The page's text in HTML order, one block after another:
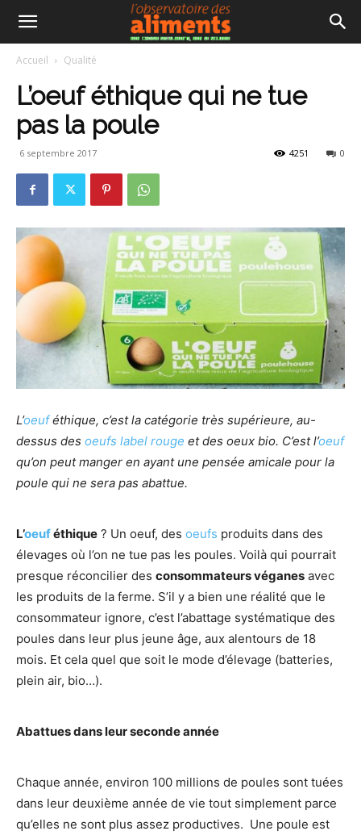
Accueil Qualité
L’oeuf éthique qui ne tue
pas la poule
6 septembre 2017 0
4251
L’oeuféthique, c’est la catégorie très supérieure, au-
dessus des oeufs label rouge et des oeux bio. C’est l’oeuf
qu’on peut manger en ayant une pensée amicale pour la
poule qui ne sera pas abattue.
L’oeuféthique ? Un oeuf, des oeufs produits dans des
élevages où l’on ne tue pas les poules. Voilà qui pourrait
presque réconcilier des consommateurs véganes avec
les produits de la ferme. S’il y a bien une réalité que le
consommateur ignore, c’est l’abattage systématique des
poules dans leur plus jeune âge, aux alentours de 18
mois. Et cela quel que soit le mode d’élevage (batteries,
plein air, bio…).
Abattues dans leur seconde année
Chaque année, environ 100 millions de poules sont tuées
dans leur deuxième année de vie tout simplement parce
qu’elles ne sont plus assez productives. Une poule est